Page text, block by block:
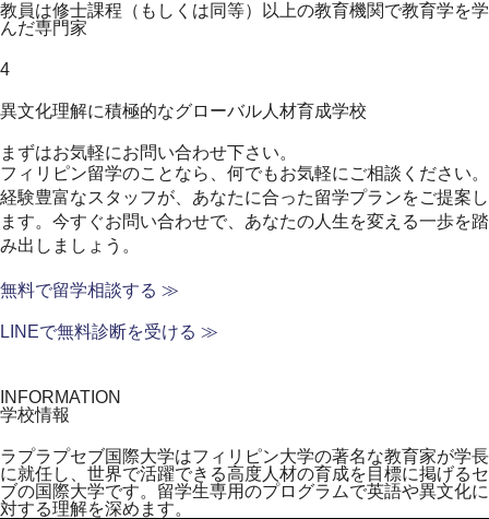
教員は修士課程（もしくは同等）以上の教育機関で教育学を学
んだ専門家
4
異文化理解に積極的なグローバル人材育成学校
まずはお気軽にお問い合わせ下さい。
フィリピン留学のことなら、何でもお気軽にご相談ください。
経験豊富なスタッフが、あなたに合った留学プランをご提案し
ます。 今すぐお問い合わせで、あなたの人生を変える一歩を踏
み出しましょう。
無料で留学相談する ≫
LINEで無料診断を受ける ≫
INFORMATION
学校情報
ラプラプセブ国際大学はフィリピン大学の著名な教育家が学長
に就任し、世界で活躍できる高度人材の育成を目標に掲げるセ
ブの国際大学です。留学生専用のプログラムで英語や異文化に
対する理解を深めます。